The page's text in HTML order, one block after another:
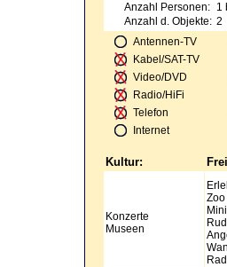
Anzahl Personen:
1
Anzahl d. Objekte: 2
Antennen-TV
Kabel/SAT-TV
Video/DVD
Radio/HiFi
Telefon
Internet
Kultur:
Konzerte
Museen
Zoo